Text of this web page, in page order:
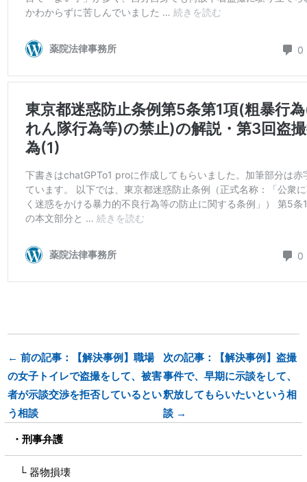
← 前の記事：【解決事例】職場
の女子トイレで盗撮をして、被害
者が示談交渉を拒否しているとい
う相談
次の記事：【解決事例】盗撮
事件で、早期に示談をして、
釈放してもらいたいという相
談 →
刑事弁護
器物損壊